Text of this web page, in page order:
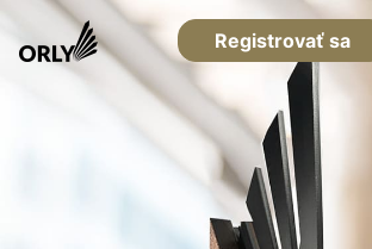
Registrovať sa